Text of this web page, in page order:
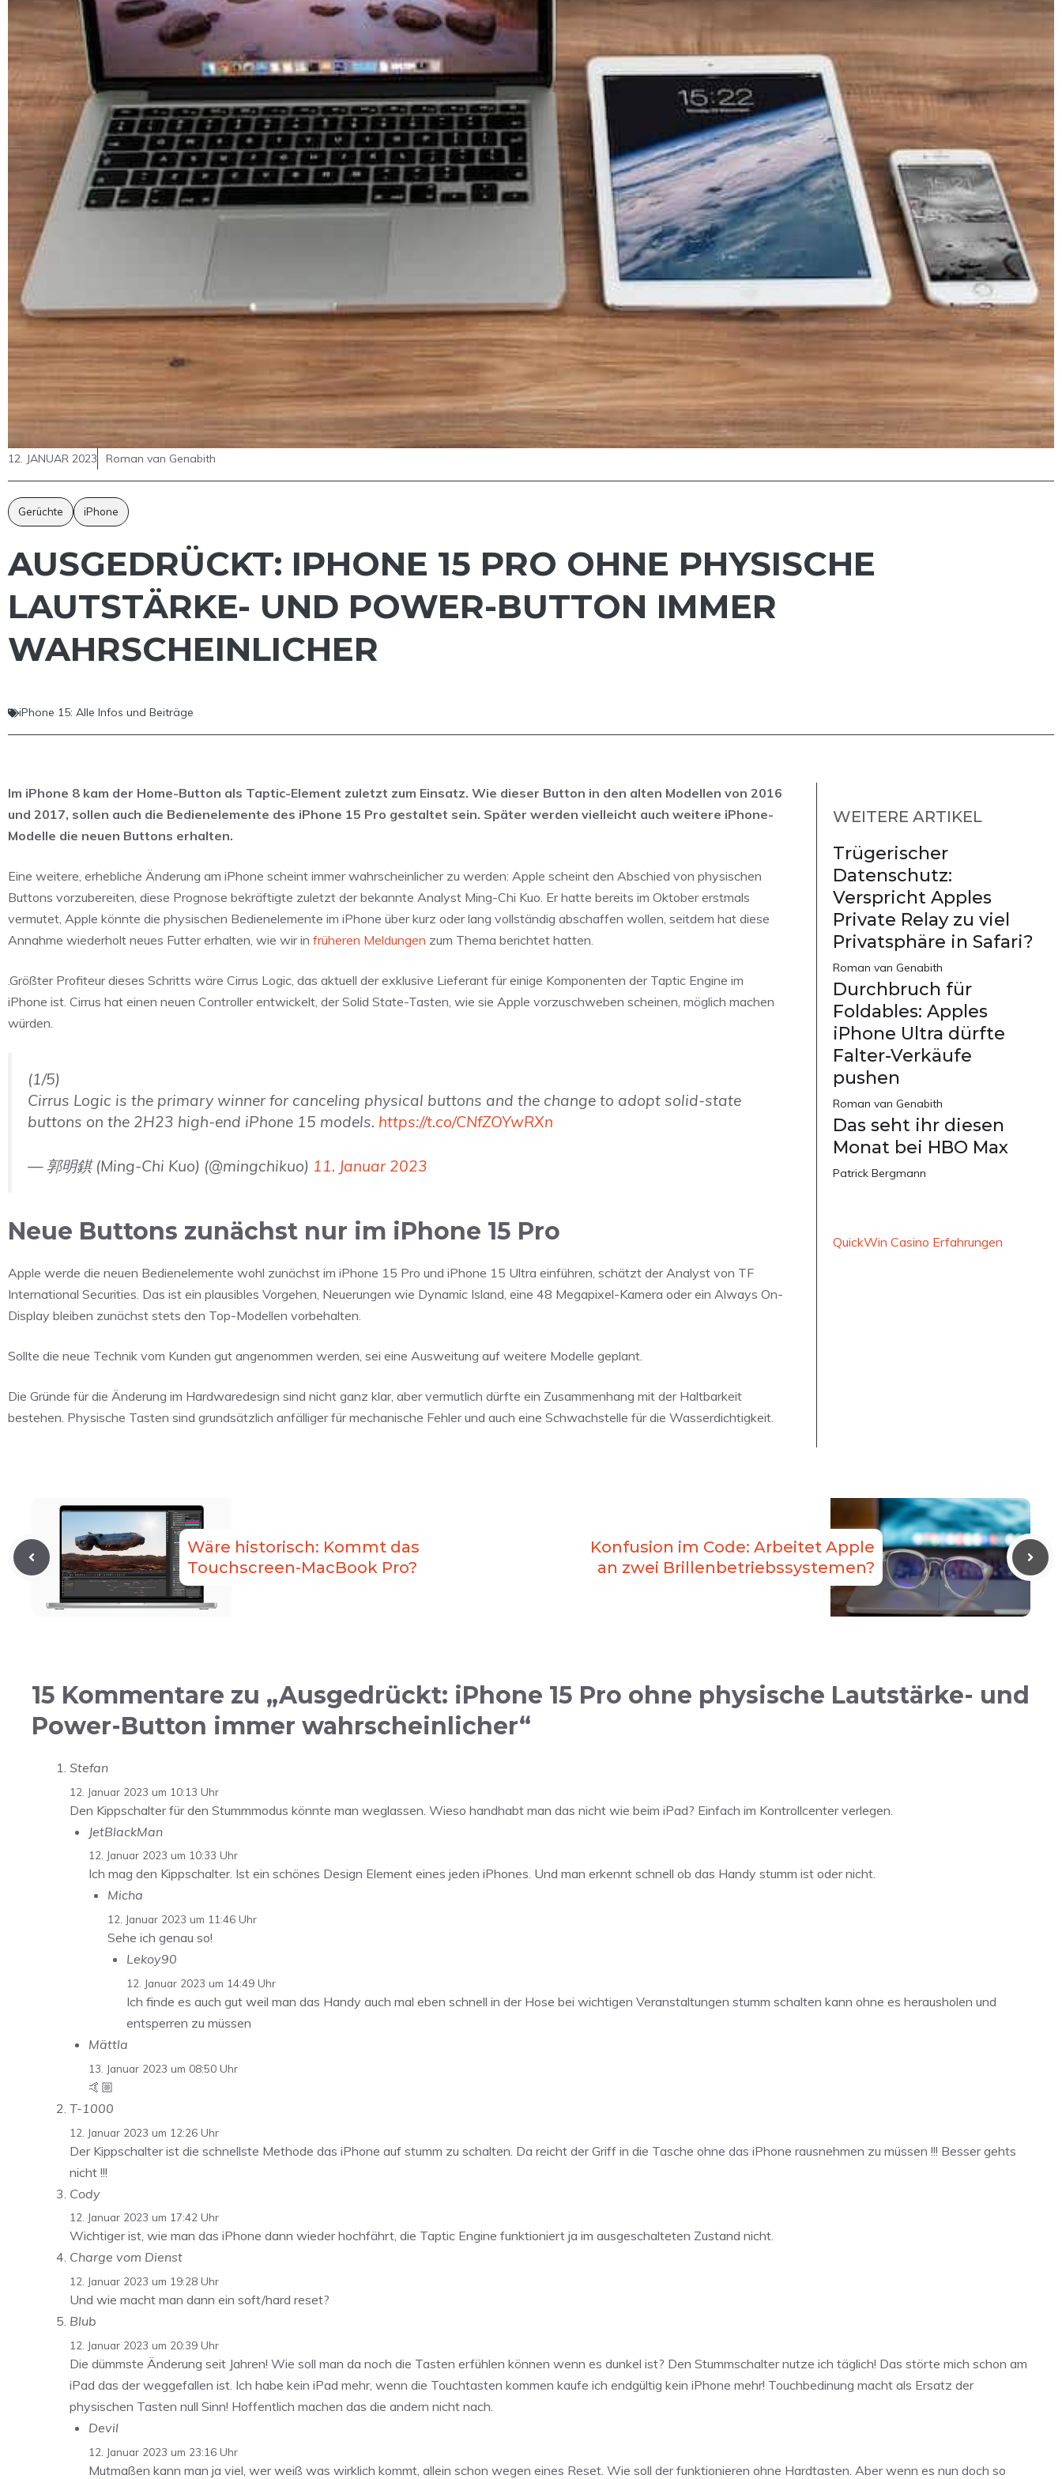
12. JANUAR 2023 Roman van Genabith
Gerüchte iPhone
AUSGEDRÜCKT: IPHONE 15 PRO OHNE PHYSISCHE
LAUTSTÄRKE- UND POWER-BUTTON IMMER
WAHRSCHEINLICHER
iPhone 15: Alle Infos und Beiträge
Im iPhone 8 kam der Home-Button als Taptic-Element zuletzt zum Einsatz. Wie dieser Button in den alten Modellen von 2016
und 2017, sollen auch die Bedienelemente des iPhone 15 Pro gestaltet sein. Später werden vielleicht auch weitere iPhone-
Modelle die neuen Buttons erhalten.
Eine weitere, erhebliche Änderung am iPhone scheint immer wahrscheinlicher zu werden: Apple scheint den Abschied von physischen
Buttons vorzubereiten, diese Prognose bekräftigte zuletzt der bekannte Analyst Ming-Chi Kuo. Er hatte bereits im Oktober erstmals
vermutet, Apple könnte die physischen Bedienelemente im iPhone über kurz oder lang vollständig abschaffen wollen, seitdem hat diese
Annahme wiederholt neues Futter erhalten, wie wir in früheren Meldungen zum Thema berichtet hatten.
.Größter Profiteur dieses Schritts wäre Cirrus Logic, das aktuell der exklusive Lieferant für einige Komponenten der Taptic Engine im
iPhone ist. Cirrus hat einen neuen Controller entwickelt, der Solid State-Tasten, wie sie Apple vorzuschweben scheinen, möglich machen
würden.
(1/5)
Cirrus Logic is the primary winner for canceling physical buttons and the change to adopt solid-state
buttons on the 2H23 high-end iPhone 15 models. https://t.co/CNfZOYwRXn
— 郭明錤 (Ming-Chi Kuo) (@mingchikuo) 11. Januar 2023
Neue Buttons zunächst nur im iPhone 15 Pro
Apple werde die neuen Bedienelemente wohl zunächst im iPhone 15 Pro und iPhone 15 Ultra einführen, schätzt der Analyst von TF
International Securities. Das ist ein plausibles Vorgehen, Neuerungen wie Dynamic Island, eine 48 Megapixel-Kamera oder ein Always On-
Display bleiben zunächst stets den Top-Modellen vorbehalten.
Sollte die neue Technik vom Kunden gut angenommen werden, sei eine Ausweitung auf weitere Modelle geplant.
Die Gründe für die Änderung im Hardwaredesign sind nicht ganz klar, aber vermutlich dürfte ein Zusammenhang mit der Haltbarkeit
bestehen. Physische Tasten sind grundsätzlich anfälliger für mechanische Fehler und auch eine Schwachstelle für die Wasserdichtigkeit.
WEITERE ARTIKEL
Trügerischer
Datenschutz:
Verspricht Apples
Private Relay zu viel
Privatsphäre in Safari?
Roman van Genabith
Durchbruch für
Foldables: Apples
iPhone Ultra dürfte
Falter-Verkäufe
pushen
Roman van Genabith
Das seht ihr diesen
Monat bei HBO Max
Patrick Bergmann
QuickWin Casino Erfahrungen
Wäre historisch: Kommt das
Touchscreen-MacBook Pro?
Konfusion im Code: Arbeitet Apple
an zwei Brillenbetriebssystemen?
15 Kommentare zu „Ausgedrückt: iPhone 15 Pro ohne physische Lautstärke- und
Power-Button immer wahrscheinlicher“
Stefan
12. Januar 2023 um 10:13 Uhr
Den Kippschalter für den Stummmodus könnte man weglassen. Wieso handhabt man das nicht wie beim iPad? Einfach im Kontrollcenter verlegen.
JetBlackMan
12. Januar 2023 um 10:33 Uhr
Ich mag den Kippschalter. Ist ein schönes Design Element eines jeden iPhones. Und man erkennt schnell ob das Handy stumm ist oder nicht.
Micha
12. Januar 2023 um 11:46 Uhr
Sehe ich genau so!
Lekoy90
12. Januar 2023 um 14:49 Uhr
Ich finde es auch gut weil man das Handy auch mal eben schnell in der Hose bei wichtigen Veranstaltungen stumm schalten kann ohne es herausholen und
entsperren zu müssen
Mättla
13. Januar 2023 um 08:50 Uhr
🤙🏼
T-1000
12. Januar 2023 um 12:26 Uhr
Der Kippschalter ist die schnellste Methode das iPhone auf stumm zu schalten. Da reicht der Griff in die Tasche ohne das iPhone rausnehmen zu müssen !!! Besser gehts
nicht !!!
Cody
12. Januar 2023 um 17:42 Uhr
Wichtiger ist, wie man das iPhone dann wieder hochfährt, die Taptic Engine funktioniert ja im ausgeschalteten Zustand nicht.
Charge vom Dienst
12. Januar 2023 um 19:28 Uhr
Und wie macht man dann ein soft/hard reset?
Blub
12. Januar 2023 um 20:39 Uhr
Die dümmste Änderung seit Jahren! Wie soll man da noch die Tasten erfühlen können wenn es dunkel ist? Den Stummschalter nutze ich täglich! Das störte mich schon am
iPad das der weggefallen ist. Ich habe kein iPad mehr, wenn die Touchtasten kommen kaufe ich endgültig kein iPhone mehr! Touchbedinung macht als Ersatz der
physischen Tasten null Sinn! Hoffentlich machen das die andern nicht nach.
Devil
12. Januar 2023 um 23:16 Uhr
Mutmaßen kann man ja viel, wer weiß was wirklich kommt, allein schon wegen eines Reset. Wie soll der funktionieren ohne Hardtasten. Aber wenn es nun doch so